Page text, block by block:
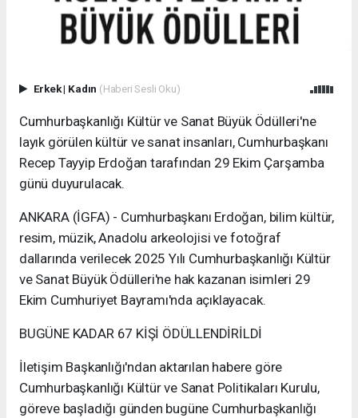
Erkek| Kadın (Haberi Sesli Oku)
Cumhurbaşkanlığı Kültür ve Sanat Büyük Ödülleri'ne
layık görülen kültür ve sanat insanları, Cumhurbaşkanı
Recep Tayyip Erdoğan tarafından 29 Ekim Çarşamba
günü duyurulacak.
ANKARA (İGFA) - Cumhurbaşkanı Erdoğan, bilim kültür,
resim, müzik, Anadolu arkeolojisi ve fotoğraf
dallarında verilecek 2025 Yılı Cumhurbaşkanlığı Kültür
ve Sanat Büyük Ödülleri'ne hak kazanan isimleri 29
Ekim Cumhuriyet Bayramı'nda açıklayacak.
BUGÜNE KADAR 67 KİŞİ ÖDÜLLENDİRİLDİ
İletişim Başkanlığı'ndan aktarılan habere göre
Cumhurbaşkanlığı Kültür ve Sanat Politikaları Kurulu,
göreve başladığı günden bugüne Cumhurbaşkanlığı